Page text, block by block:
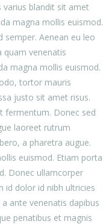
varius blandit sit amet
magna mollis euismod.
semper. Aenean eu leo
quam venenatis
magna mollis euismod.
tortor mauris
justo sit amet risus.
fermentum. Donec sed
laoreet rutrum
a pharetra augue.
euismod. Etiam porta
Donec ullamcorper
id dolor id nibh ultricies
ante venenatis dapibus
penatibus et magnis